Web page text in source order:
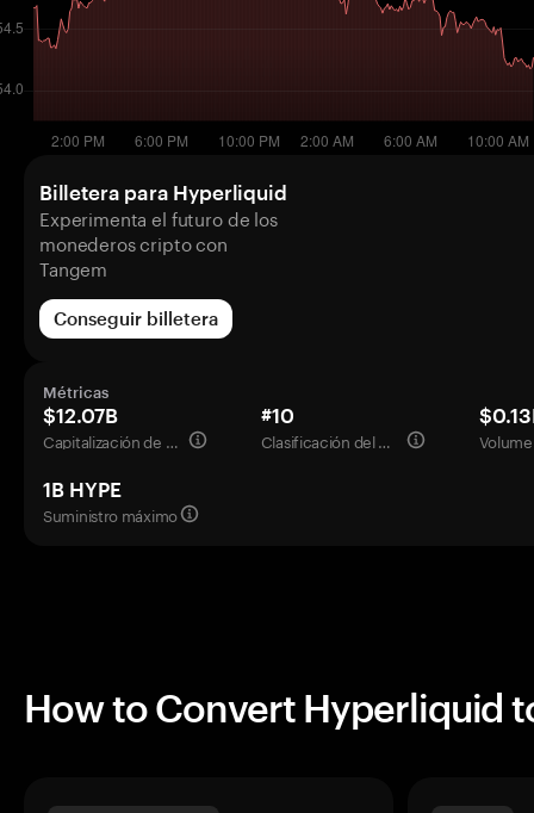
Billetera para Hyperliquid
Experimenta el futuro de los
monederos cripto con
Tangem
Conseguir billetera
Métricas
$12.07B
Capitalización de mercado
#10
Clasificación del mercado
1B HYPE
Suministro máximo
How to Convert Hyperliquid